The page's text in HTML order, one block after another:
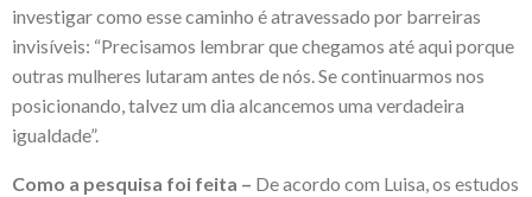
investigar como esse caminho é atravessado por barreiras
invisíveis: “Precisamos lembrar que chegamos até aqui porque
outras mulheres lutaram antes de nós. Se continuarmos nos
posicionando, talvez um dia alcancemos uma verdadeira
igualdade”.
Como a pesquisa foi feita – De acordo com Luisa, os estudos